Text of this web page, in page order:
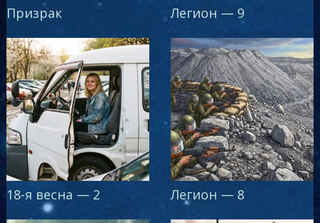
Призрак Легион — 9
18-я весна — 2 Легион — 8